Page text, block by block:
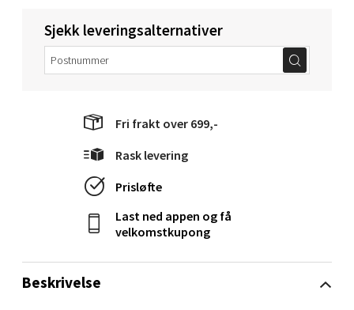
Beskrivelse
Sjekk leveringsalternativer
Fri frakt over 699,-
Rask levering
Prisløfte
Last ned appen og få
velkomstkupong
Aunasenteret, Sunndalsvegen 3, 7340 Oppdal
Åpent i dag 10-19
3 i butikk
Orkanger - Thon Senter Orkanger